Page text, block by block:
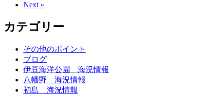
Next »
カテゴリー
その他のポイント
ブログ
伊豆海洋公園 海況情報
八幡野 海況情報
初島 海況情報